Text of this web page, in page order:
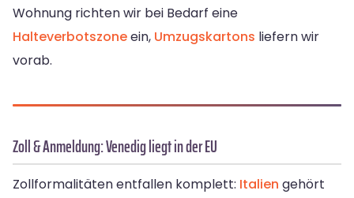
Wohnung richten wir bei Bedarf eine
Halteverbotszoneein, Umzugskartons liefern wir
vorab.
Zoll & Anmeldung: Venedig liegt in der EU
Zollformalitäten entfallen komplett: Italien gehört